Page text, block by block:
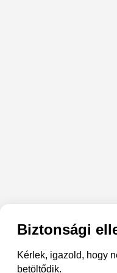
Biztonsági
Kérlek, igazold, hogy
betöltődik.